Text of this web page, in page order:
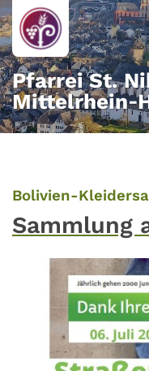
Zum Inhalt springen
Pfarrei St.
Bolivien-
Sammlung